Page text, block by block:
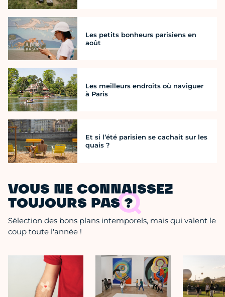
Les petits bonheurs parisiens en
août
Les meilleurs endroits où naviguer
à Paris
Et si l’été parisien se cachait sur les
quais ?
VOUS NE CONNAISSEZ
TOUJOURS PAS ?
Sélection des bons plans intemporels, mais qui valent le
coup toute l'année !